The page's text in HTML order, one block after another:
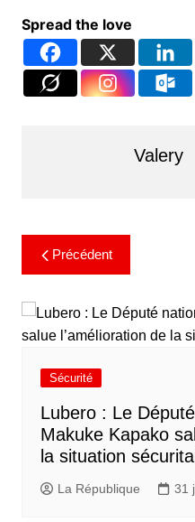
Spread the love
Valery
Précédent
Sécurité
Lubero : Le
Makuke Kapako
la situation
La République 31